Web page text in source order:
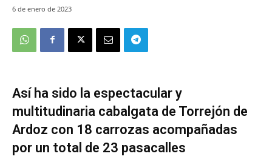
6 de enero de 2023
Así ha sido la espectacular y
multitudinaria cabalgata de Torrejón de
Ardoz con 18 carrozas acompañadas
por un total de 23 pasacalles